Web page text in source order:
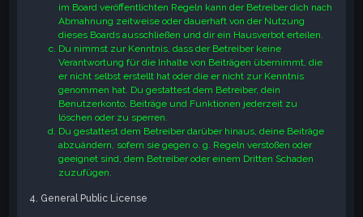
im Board veröffentlichten Regeln kann der Betreiber dich nach
Abmahnung zeitweise oder dauerhaft von der Nutzung
dieses Boards ausschließen und dir ein Hausverbot erteilen.
Du nimmst zur Kenntnis, dass der Betreiber keine
Verantwortung für die Inhalte von Beiträgen übernimmt, die
er nicht selbst erstellt hat oder die er nicht zur Kenntnis
genommen hat. Du gestattest dem Betreiber, dein
Benutzerkonto, Beiträge und Funktionen jederzeit zu
löschen oder zu sperren.
Du gestattest dem Betreiber darüber hinaus, deine Beiträge
abzuändern, sofern sie gegen o. g. Regeln verstoßen oder
geeignet sind, dem Betreiber oder einem Dritten Schaden
zuzufügen.
4. General Public License